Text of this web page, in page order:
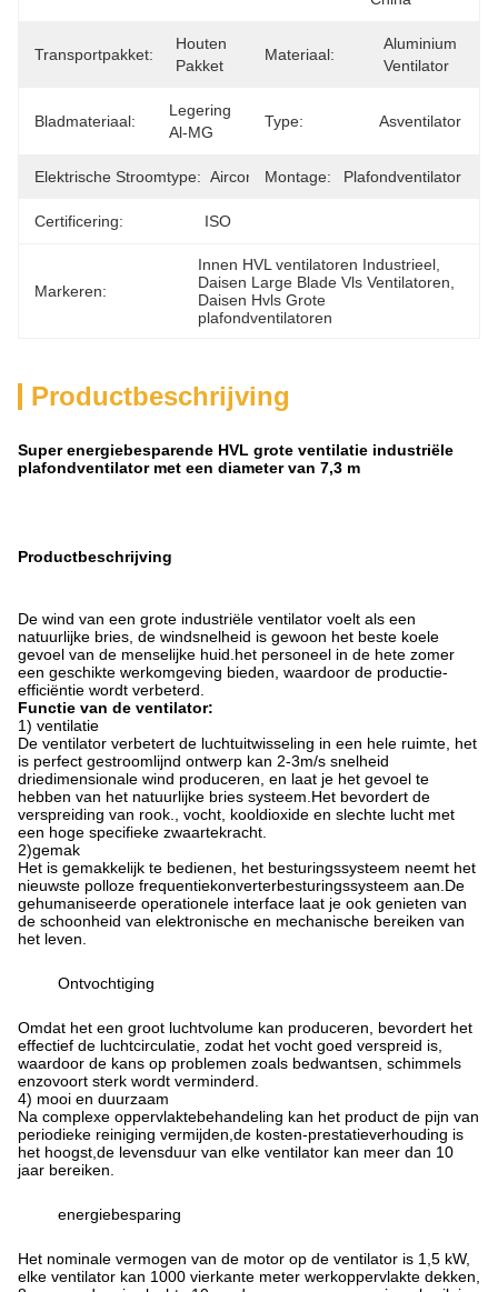
Transportpakket:
Houten
Pakket
Materiaal:
Aluminium
Ventilator
Bladmateriaal:
Legering
Al-MG
Type: Asventilator
Elektrische Stroomtype: Airconditioning
Montage: Plafondventilator
Certificering: ISO
Markeren:
Innen HVL ventilatoren Industrieel
Daisen Large Blade Vls Ventilatoren
Daisen Hvls Grote
plafondventilatoren
Productbeschrijving
Super energiebesparende HVL grote ventilatie industriële
plafondventilator met een diameter van 7,3 m
Productbeschrijving
De wind van een grote industriële ventilator voelt als een
natuurlijke bries, de windsnelheid is gewoon het beste koele
gevoel van de menselijke huid.het personeel in de hete zomer
een geschikte werkomgeving bieden, waardoor de productie-
efficiëntie wordt verbeterd.
Functie van de ventilator:
1) ventilatie
De ventilator verbetert de luchtuitwisseling in een hele ruimte, het
is perfect gestroomlijnd ontwerp kan 2-3m/s snelheid
driedimensionale wind produceren, en laat je het gevoel te
hebben van het natuurlijke bries systeem.Het bevordert de
verspreiding van rook., vocht, kooldioxide en slechte lucht met
een hoge specifieke zwaartekracht.
2)gemak
Het is gemakkelijk te bedienen, het besturingssysteem neemt het
nieuwste polloze frequentiekonverterbesturingssysteem aan.De
gehumaniseerde operationele interface laat je ook genieten van
de schoonheid van elektronische en mechanische bereiken van
het leven.
Ontvochtiging
Omdat het een groot luchtvolume kan produceren, bevordert het
effectief de luchtcirculatie, zodat het vocht goed verspreid is,
waardoor de kans op problemen zoals bedwantsen, schimmels
enzovoort sterk wordt verminderd.
4) mooi en duurzaam
Na complexe oppervlaktebehandeling kan het product de pijn van
periodieke reiniging vermijden,de kosten-prestatieverhouding is
het hoogst,de levensduur van elke ventilator kan meer dan 10
jaar bereiken.
energiebesparing
Het nominale vermogen van de motor op de ventilator is 1,5 kW,
elke ventilator kan 1000 vierkante meter werkoppervlakte dekken,